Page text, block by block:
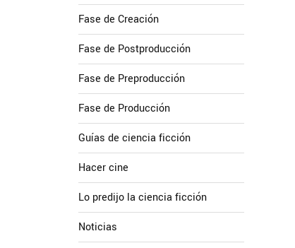
Fase de Creación
Fase de Postproducción
Fase de Preproducción
Fase de Producción
Guías de ciencia ficción
Hacer cine
Lo predijo la ciencia ficción
Noticias